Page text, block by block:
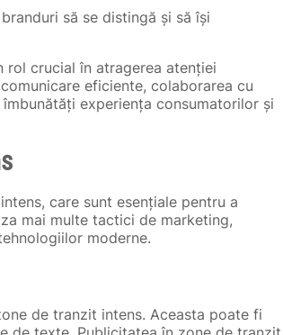
să se distingă și să își
rol crucial în atragerea atenției
eficiente, colaborarea cu
experiența consumatorilor și
care sunt esențiale pentru a
mai multe tactici de marketing,
moderne.
de tranzit intens. Aceasta poate fi